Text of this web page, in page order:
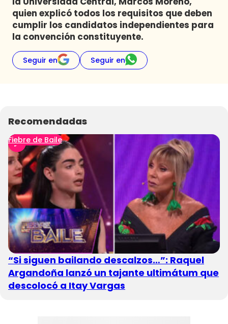
quien explicó todos los requisitos que deben
cumplir los candidatos independientes para
la convención constituyente.
Seguir en Seguir en
Recomendadas
Fiebre de Baile
“Si siguen bailando descalzos…”: Raquel
Argandoña lanzó un tajante ultimátum que
descolocó a Itay Vargas
Todos Los Programas